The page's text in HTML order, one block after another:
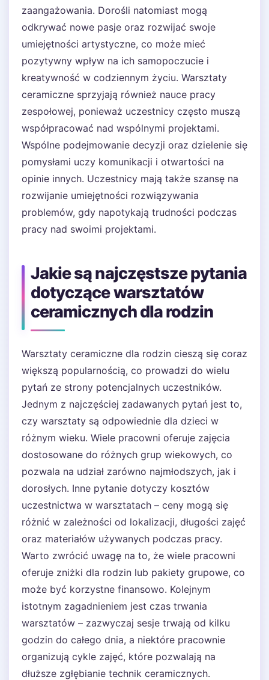
zaangażowania. Dorośli natomiast mogą
odkrywać nowe pasje oraz rozwijać swoje
umiejętności artystyczne, co może mieć
pozytywny wpływ na ich samopoczucie i
kreatywność w codziennym życiu. Warsztaty
ceramiczne sprzyjają również nauce pracy
zespołowej, ponieważ uczestnicy często muszą
współpracować nad wspólnymi projektami.
Wspólne podejmowanie decyzji oraz dzielenie się
pomysłami uczy komunikacji i otwartości na
opinie innych. Uczestnicy mają także szansę na
rozwijanie umiejętności rozwiązywania
problemów, gdy napotykają trudności podczas
pracy nad swoimi projektami.
Jakie są najczęstsze pytania
dotyczące warsztatów
ceramicznych dla rodzin
Warsztaty ceramiczne dla rodzin cieszą się coraz
większą popularnością, co prowadzi do wielu
pytań ze strony potencjalnych uczestników.
Jednym z najczęściej zadawanych pytań jest to,
czy warsztaty są odpowiednie dla dzieci w
różnym wieku. Wiele pracowni oferuje zajęcia
dostosowane do różnych grup wiekowych, co
pozwala na udział zarówno najmłodszych, jak i
dorosłych. Inne pytanie dotyczy kosztów
uczestnictwa w warsztatach – ceny mogą się
różnić w zależności od lokalizacji, długości zajęć
oraz materiałów używanych podczas pracy.
Warto zwrócić uwagę na to, że wiele pracowni
oferuje zniżki dla rodzin lub pakiety grupowe, co
może być korzystne finansowo. Kolejnym
istotnym zagadnieniem jest czas trwania
warsztatów – zazwyczaj sesje trwają od kilku
godzin do całego dnia, a niektóre pracownie
organizują cykle zajęć, które pozwalają na
dłuższe zgłębianie technik ceramicznych.